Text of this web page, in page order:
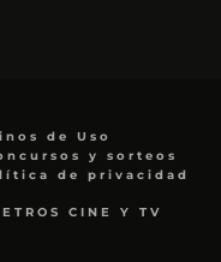
de Uso
y sorteos
de privacidad
CINE Y TV